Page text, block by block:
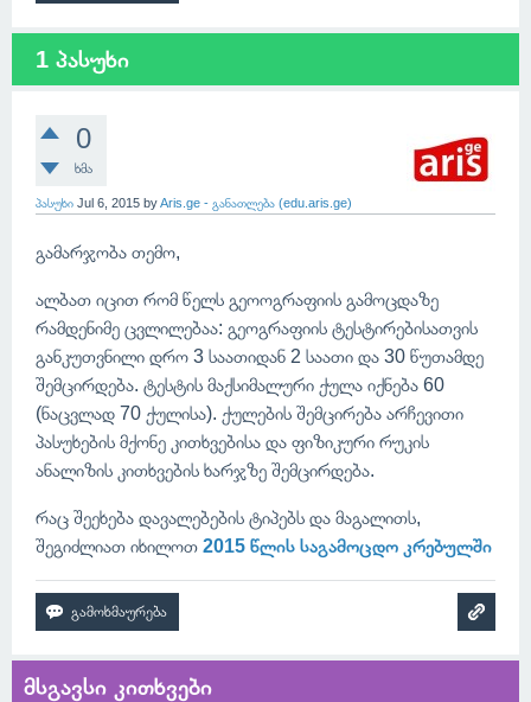
1 პასუხი
0
ხმა
პასუხი Jul 6, 2015 byAris.ge - განათლება (edu.aris.ge)
გამარჯობა თემო,
ალბათ იცით რომ წელს გეოოგრაფიის გამოცდაზე
რამდენიმე ცვლილებაა: გეოგრაფიის ტესტირებისათვის
განკუთვნილი დრო 3 საათიდან 2 საათი და 30 წუთამდე
შემცირდება. ტესტის მაქსიმალური ქულა იქნება 60
(ნაცვლად 70 ქულისა). ქულების შემცირება არჩევითი
პასუხების მქონე კითხვებისა და ფიზიკური რუკის
ანალიზის კითხვების ხარჯზე შემცირდება.
რაც შეეხება დავალებების ტიპებს და მაგალითს,
შეგიძლიათ იხილოთ 2015 წლის საგამოცდო კრებულში
მსგავსი კითხვები